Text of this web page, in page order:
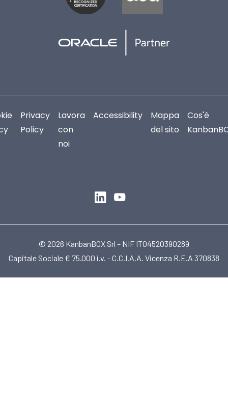
Privacy
Policy
Lavora
con
noi
Accessibility
Mappa
del sito
Cos'è
© 2026 KanbanBOX Srl – NIF IT04520390289
Capitale Sociale € 75.000 i.v. - C.C.I.A.A. Vicenza R.E.A 370838